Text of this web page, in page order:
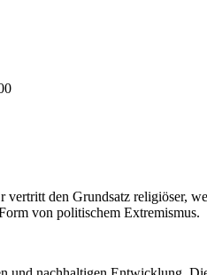
den Grundsatz religiöser,
von politischem Extremismus.